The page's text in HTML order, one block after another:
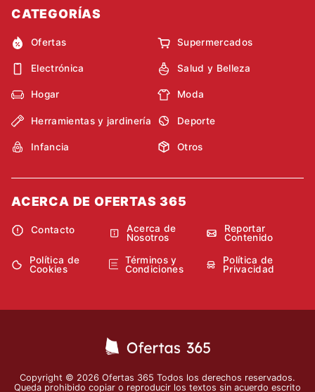
CATEGORÍAS
Ofertas Supermercados
Electrónica Salud y Belleza
Hogar Moda
Herramientas y jardinería Deporte
Infancia Otros
ACERCA DE OFERTAS 365
Contacto
Acerca de
Nosotros
Reportar
Contenido
Política de
Cookies
Términos y
Condiciones
Política de
Privacidad
Copyright © 2026 Ofertas 365 Todos los derechos reservados.
Queda prohibido copiar o reproducir los textos sin acuerdo escrito